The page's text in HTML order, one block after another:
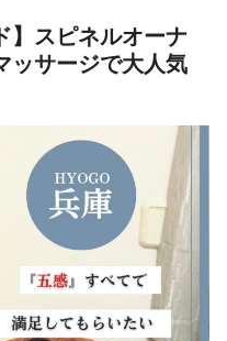
】スピネルオーナ
ッサージで大人気